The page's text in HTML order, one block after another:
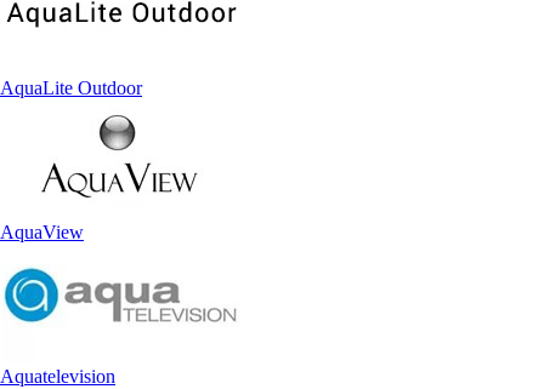
AquaLite Outdoor
AquaView
Aquatelevision